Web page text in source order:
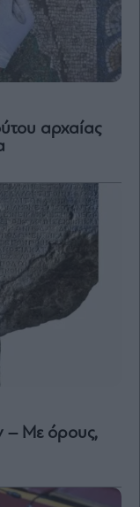
αρχαίας
– Με όρους,